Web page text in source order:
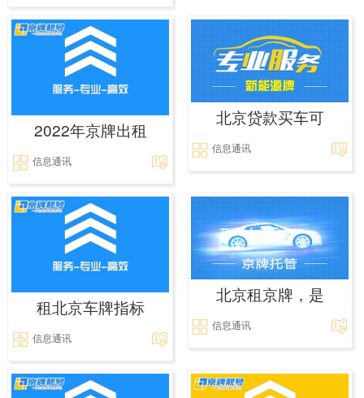
2022年京牌出租
信息通讯
北京贷款买车可
信息通讯
租北京车牌指标
信息通讯
北京租京牌，是
信息通讯